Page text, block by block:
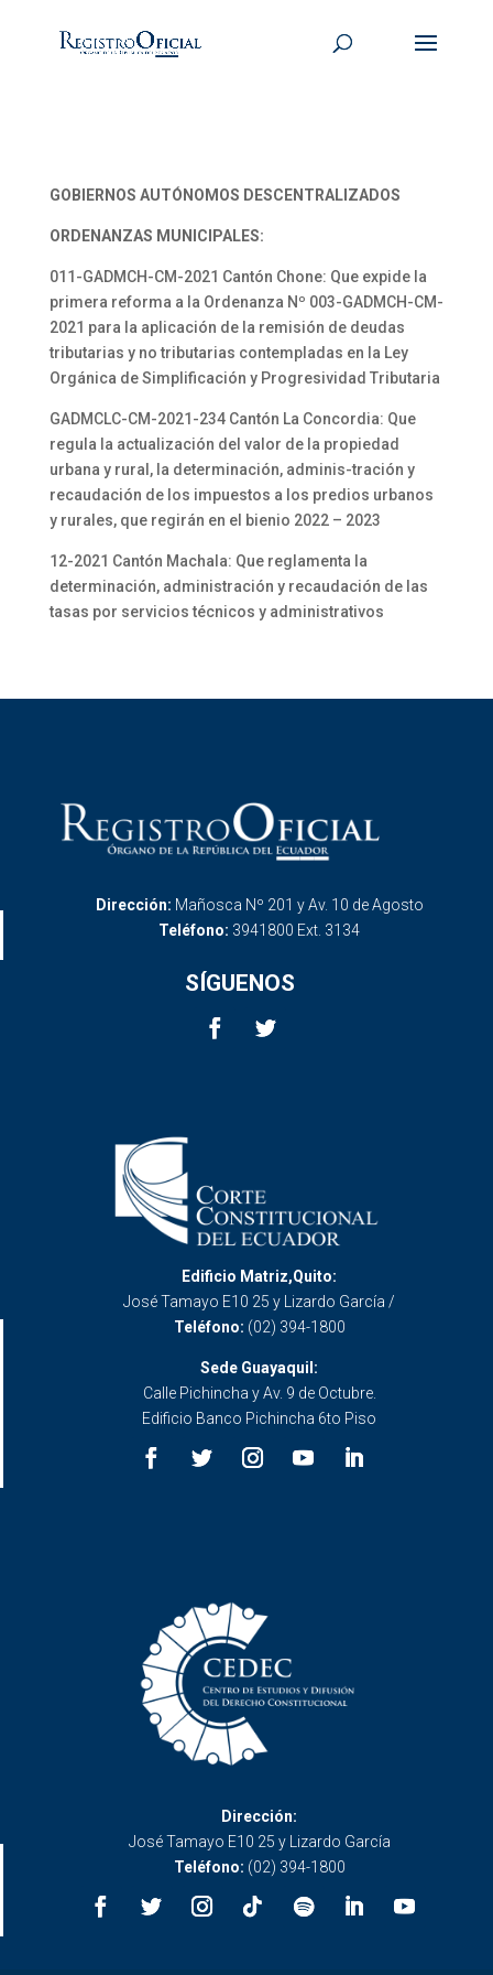
GOBIERNOS AUTÓNOMOS DESCENTRALIZADOS
ORDENANZAS MUNICIPALES:
011-GADMCH-CM-2021 Cantón Chone: Que expide la
primera reforma a la Ordenanza Nº 003-GADMCH-CM-
2021 para la aplicación de la remisión de deudas
tributarias y no tributarias contempladas en la Ley
Orgánica de Simplificación y Progresividad Tributaria
GADMCLC-CM-2021-234 Cantón La Concordia: Que
regula la actualización del valor de la propiedad
urbana y rural, la determinación, adminis-tración y
recaudación de los impuestos a los predios urbanos
y rurales, que regirán en el bienio 2022 – 2023
12-2021 Cantón Machala: Que reglamenta la
determinación, administración y recaudación de las
tasas por servicios técnicos y administrativos
Dirección: Mañosca Nº 201 y Av. 10 de Agosto
Teléfono: 3941800 Ext. 3134
SÍGUENOS
Edificio Matriz,Quito:
José Tamayo E10 25 y Lizardo García /
Teléfono: (02) 394-1800
Sede Guayaquil:
Calle Pichincha y Av. 9 de Octubre.
Edificio Banco Pichincha 6to Piso
Dirección:
José Tamayo E10 25 y Lizardo García
Teléfono: (02) 394-1800